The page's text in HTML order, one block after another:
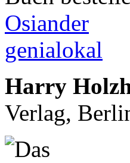
Osiander
genialokal
Harry
Verlag,